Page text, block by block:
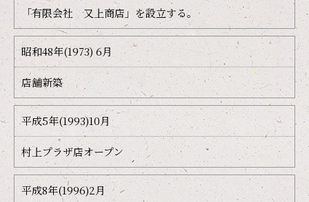
「有限会社 又上商店」を設立する。
昭和48年(1973) 6月
店舗新築
平成5年(1993)10月
村上プラザ店オープン
平成8年(1996)2月